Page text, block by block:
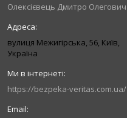
Олексієвець Дмитро Олегович
вулиця Межигірська, 56, Київ,
Україна
https://bezpeka-veritas.com.ua/